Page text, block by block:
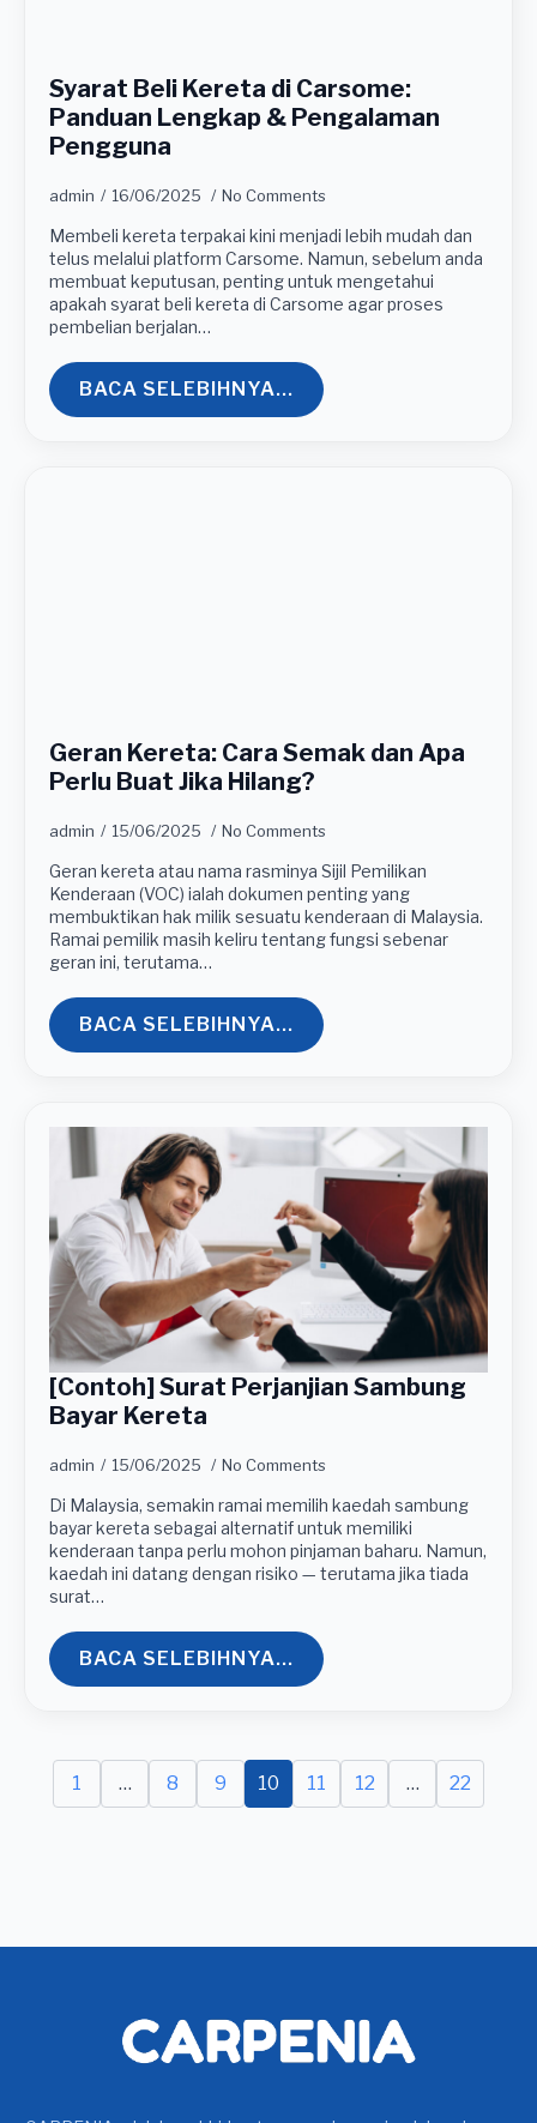
Syarat Beli Kereta di Carsome:
Panduan Lengkap & Pengalaman
Pengguna
admin 16/06/2025 No Comments
Membeli kereta terpakai kini menjadi lebih mudah dan
telus melalui platform Carsome. Namun, sebelum anda
membuat keputusan, penting untuk mengetahui
apakah syarat beli kereta di Carsome agar proses
pembelian berjalan…
BACA SELEBIHNYA...
Geran Kereta: Cara Semak dan Apa
Perlu Buat Jika Hilang?
admin 15/06/2025 No Comments
Geran kereta atau nama rasminya Sijil Pemilikan
Kenderaan (VOC) ialah dokumen penting yang
membuktikan hak milik sesuatu kenderaan di Malaysia.
Ramai pemilik masih keliru tentang fungsi sebenar
geran ini, terutama…
BACA SELEBIHNYA...
[Contoh] Surat Perjanjian Sambung
Bayar Kereta
admin 15/06/2025 No Comments
Di Malaysia, semakin ramai memilih kaedah sambung
bayar kereta sebagai alternatif untuk memiliki
kenderaan tanpa perlu mohon pinjaman baharu. Namun,
kaedah ini datang dengan risiko — terutama jika tiada
surat…
BACA SELEBIHNYA...
1 … 8 9 10 11 12 … 22